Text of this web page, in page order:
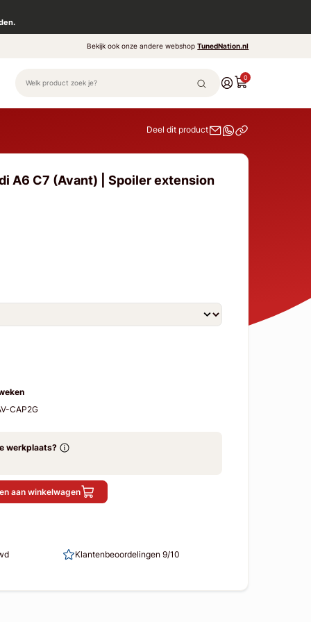
Bekijk ook onze andere webshopTunedNation.nl
0
Deel dit product
A6 C7 (Avant) | Spoiler extension
CAP2G
werkplaats?
aan winkelwagen
Klantenbeoordelingen 9/10